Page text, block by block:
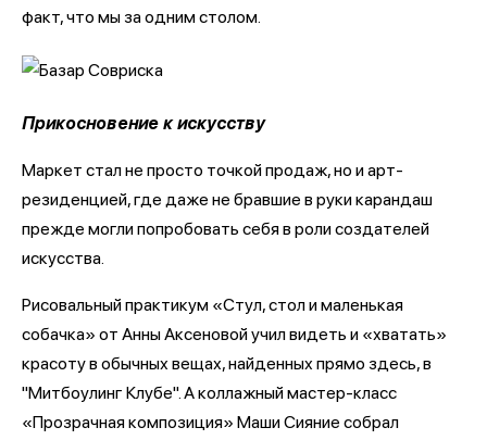
факт, что мы за одним столом.
Прикосновение к искусству
Маркет стал не просто точкой продаж, но и арт-
резиденцией, где даже не бравшие в руки карандаш
прежде могли попробовать себя в роли создателей
искусства.
Рисовальный практикум «Стул, стол и маленькая
собачка» от Анны Аксеновой учил видеть и «хватать»
красоту в обычных вещах, найденных прямо здесь, в
"Митбоулинг Клубе". А коллажный мастер-класс
«Прозрачная композиция» Маши Сияние собрал